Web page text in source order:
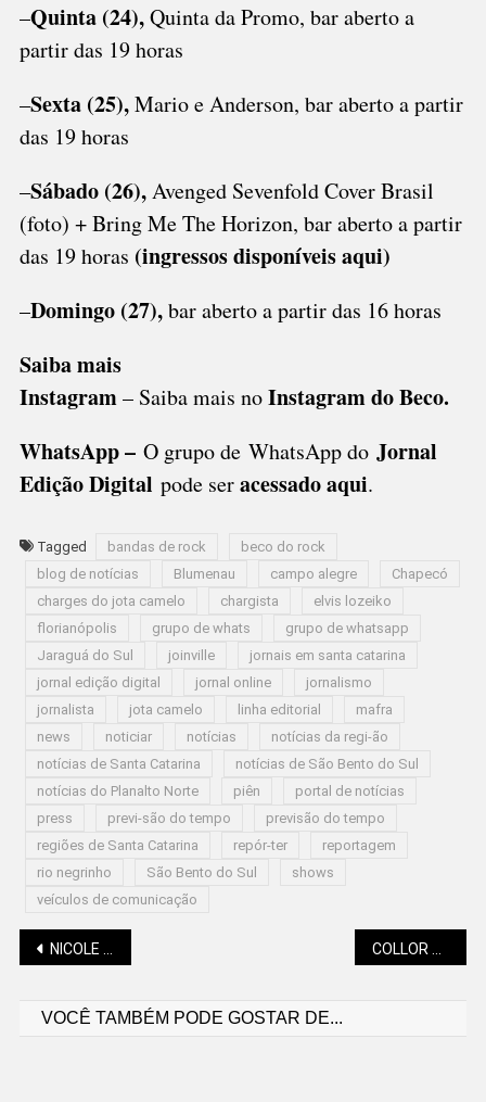
–Quinta (24),Quinta da Promo, bar aberto a
partir das 19 horas
–Sexta (25),Mario e Anderson, bar aberto a partir
das 19 horas
–Sábado (26),Avenged Sevenfold Cover Brasil
(foto) + Bring Me The Horizon, bar aberto a partir
das 19 horas (ingressos disponíveis aqui)
–Domingo (27),bar aberto a partir das 16 horas
Saiba mais
Instagram– Saiba mais noInstagram do Beco.
WhatsApp – O grupo de WhatsApp doJornal
Edição Digital pode seracessado aqui.
Tagged bandas de rock
beco do rock
blog de notícias
Blumenau campo alegre
Chapecó
charges do jota camelo
chargista
elvis lozeiko
florianópolis
grupo de whats
grupo de whatsapp
Jaraguá do Sul
joinville
jornais em santa catarina
jornal edição digital
jornal online
jornalismo
jornalista
jota camelo linha editorial
mafra
news
noticiar notícias
notícias da regi-ão
notícias de Santa Catarina
notícias de São Bento do Sul
notícias do Planalto Norte
piên
portal de notícias
press
previ-são do tempo
previsão do tempo
regiões de Santa Catarina
repór-ter
reportagem
rio negrinho
São Bento do Sul
shows
veículos de comunicação
Navegação
NICOLE PILLATI (GOTAS DE LUZ): MORAR EM RIO NEGRINHO É…
VOCÊ TAMBÉM PODE GOSTAR DE...